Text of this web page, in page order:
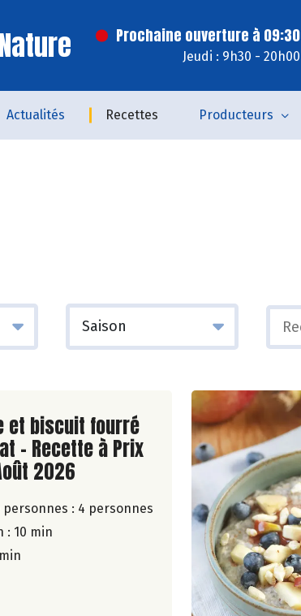
Prochaine ouverture à 09:30
Jeudi : 9h30 - 20h00
Actualités Recettes Producteurs
de la recette
et biscuit fourré
- Recette à Prix
2026
: 4 personnes
: 10 min